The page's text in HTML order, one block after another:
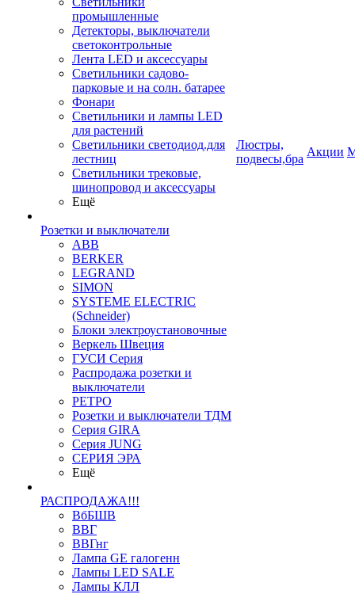
промышленные
Детекторы, выключатели
светоконтрольные
Лента LED и аксессуары
Светильники садово-
парковые и на солн. батарее
Фонари
Светильники и лампы LED
для растений
Светильники светодиод.для
лестниц
Светильники трековые,
шинопровод и аксессуары
Ещё
Розетки и выключатели
ABB
BERKER
LEGRAND
SIMON
SYSTEME ELECTRIC
(Schneider)
Блоки электроустановочные
Веркель Швеция
ГУСИ Серия
Распродажа розетки и
выключатели
РЕТРО
Розетки и выключатели ТДМ
Серия GIRA
Серия JUNG
СЕРИЯ ЭРА
Ещё
РАСПРОДАЖА!!!
ВбБШВ
ВВГ
ВВГнг
Лампа GE галогенн
Лампы LED SALE
Лампы КЛЛ
Люстры,
подвесы,бра
Акции